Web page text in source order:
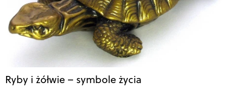
Ryby i żółwie – symbole życia